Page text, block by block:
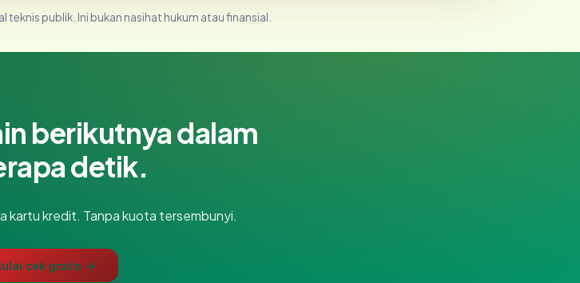
publik. Ini bukan nasihat hukum atau finansial.
berikutnya dalam
detik.
kartu kredit. Tanpa kuota tersembunyi.
cek gratis →